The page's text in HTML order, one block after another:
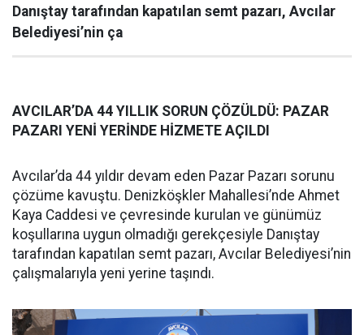
Danıştay tarafından kapatılan semt pazarı, Avcılar
Belediyesi’nin ça
AVCILAR’DA 44 YILLIK SORUN ÇÖZÜLDÜ: PAZAR
PAZARI YENİ YERİNDE HİZMETE AÇILDI
Avcılar’da 44 yıldır devam eden Pazar Pazarı sorunu
çözüme kavuştu. Denizköşkler Mahallesi’nde Ahmet
Kaya Caddesi ve çevresinde kurulan ve günümüz
koşullarına uygun olmadığı gerekçesiyle Danıştay
tarafından kapatılan semt pazarı, Avcılar Belediyesi’nin
çalışmalarıyla yeni yerine taşındı.